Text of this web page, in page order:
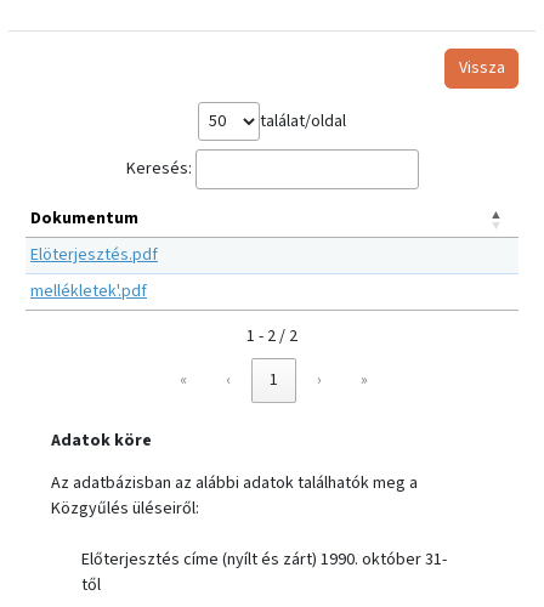
Vissza
találat/oldal
Keresés:
Dokumentum
Elöterjesztés.pdf
mellékletek'.pdf
1 - 2 / 2
«
‹ 1 › »
Adatok köre
Az adatbázisban az alábbi adatok találhatók meg a
Közgyűlés üléseiről:
Előterjesztés címe (nyílt és zárt) 1990. október 31-
től